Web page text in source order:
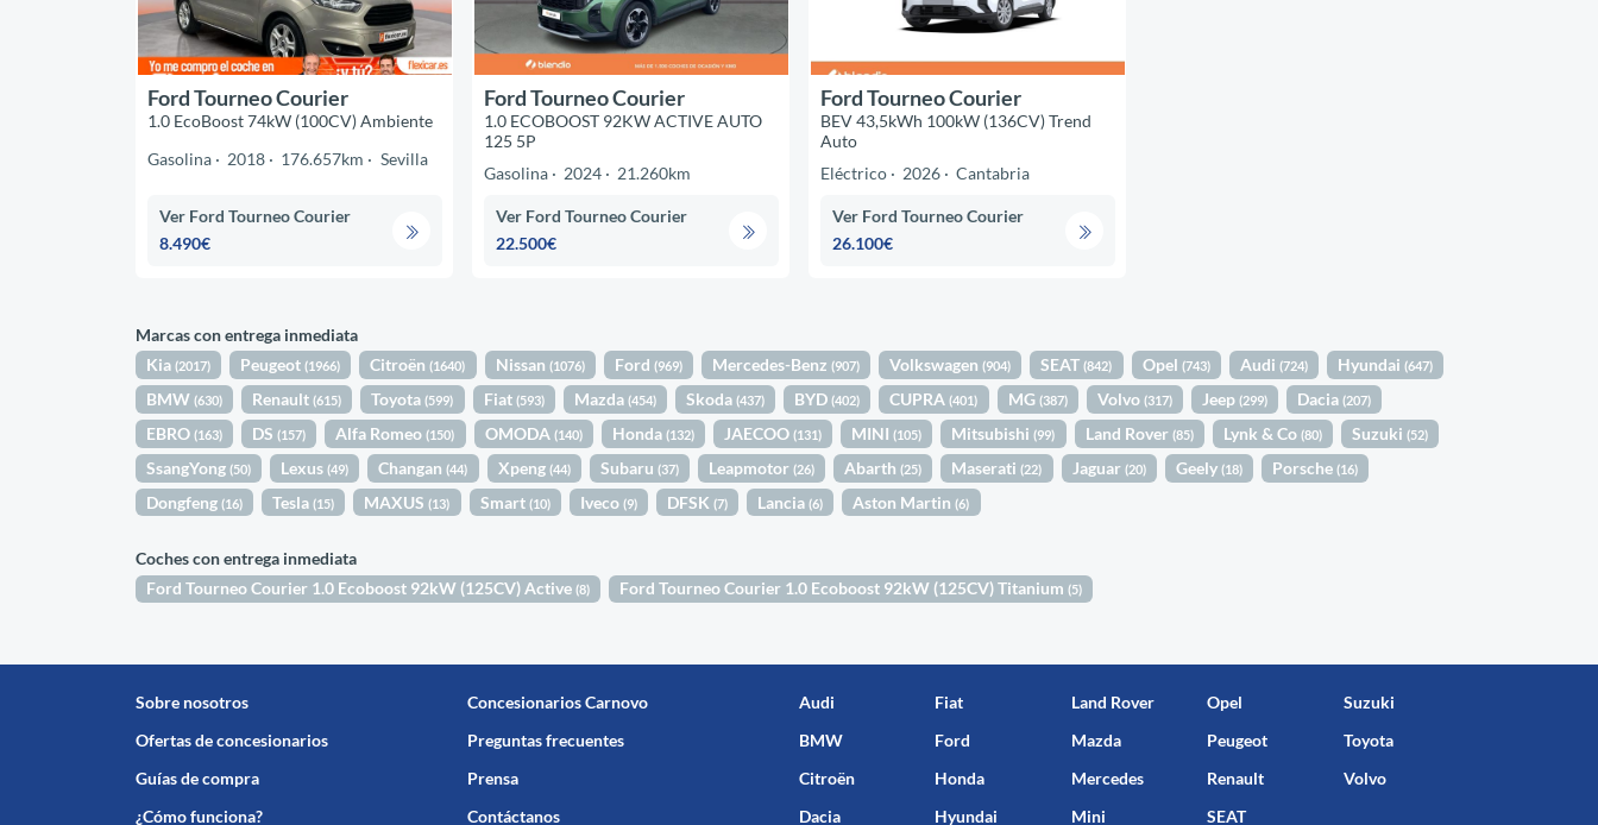
Ford Tourneo Courier
1.0 EcoBoost 74kW (100CV) Ambiente
Gasolina
2018 176.657km Sevilla
Ver Ford Tourneo Courier
8.490€
Ford Tourneo Courier
1.0 ECOBOOST 92KW ACTIVE AUTO
125 5P
Gasolina
2024 21.260km
Ver Ford Tourneo Courier
22.500€
Ford Tourneo Courier
BEV 43,5kWh 100kW (136CV) Trend
Auto
Eléctrico
2026 Cantabria
Ver Ford Tourneo Courier
26.100€
Marcas con entrega inmediata
Kia(2017) Peugeot(1966) Citroën(1640) Nissan (1076) Ford (969) Mercedes-Benz(907) Volkswagen(904) SEAT(842) Opel (743) Audi (724) Hyundai (647)
BMW(630) Renault(615) Toyota(599) Fiat (593) Mazda (454) Skoda(437) BYD(402) CUPRA(401) MG (387) Volvo (317) Jeep (299) Dacia(207)
EBRO(163) DS(157) Alfa Romeo(150) OMODA (140) Honda (132) JAECOO(131) MINI(105) Mitsubishi(99) Land Rover (85) Lynk & Co (80) Suzuki (52)
SsangYong(50) Lexus(49) Changan(44) Xpeng (44) Subaru (37) Leapmotor(26) Abarth(25) Maserati(22) Jaguar (20) Geely (18) Porsche (16)
Dongfeng(16) Tesla(15) MAXUS(13) Smart (10) Iveco (9) DFSK(7) Lancia(6) Aston Martin(6)
Coches con entrega inmediata
Ford Tourneo Courier 1.0 Ecoboost 92kW (125CV) Active(8) Ford Tourneo Courier 1.0 Ecoboost 92kW (125CV) Titanium(5)
Sobre nosotros
Ofertas de concesionarios
Guías de compra
¿Cómo funciona?
Concesionarios Carnovo
Preguntas frecuentes
Prensa
Contáctanos
Audi
BMW
Citroën
Dacia
Fiat
Ford
Honda
Hyundai
Land Rover
Mazda
Mercedes
Mini
Opel
Peugeot
Renault
SEAT
Suzuki
Toyota
Volvo